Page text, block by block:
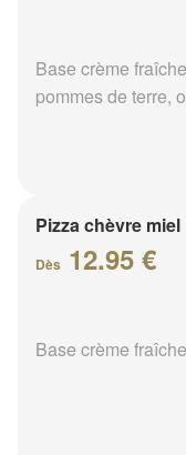
Base crème
pommes de terre,
Pizza chèvre miel
Dès 12.95 €
Base crème